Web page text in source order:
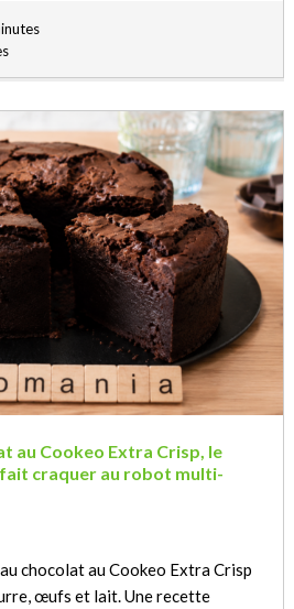
au Cookeo Extra Crisp, le
craquer au robot multi-
chocolat au Cookeo Extra Crisp
œufs et lait. Une recette